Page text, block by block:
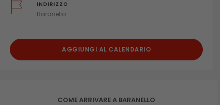
INDIRIZZO
Baranello
AGGIUNGI AL CALENDARIO
COME ARRIVARE A BARANELLO